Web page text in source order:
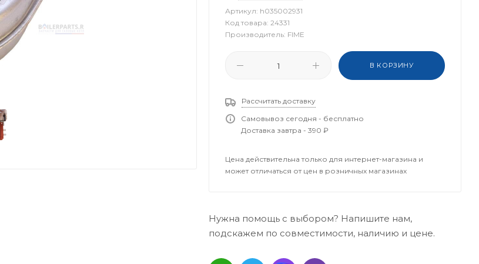
Артикул: h035002931
Код товара: 24331
Производитель: FIME
В КОРЗИНУ
Рассчитать доставку
Самовывоз сегодня - бесплатно
Доставка завтра - 390 ₽
Цена действительна только для интернет-магазина и
может отличаться от цен в розничных магазинах
Нужна помощь с выбором? Напишите нам,
подскажем по совместимости, наличию и цене.